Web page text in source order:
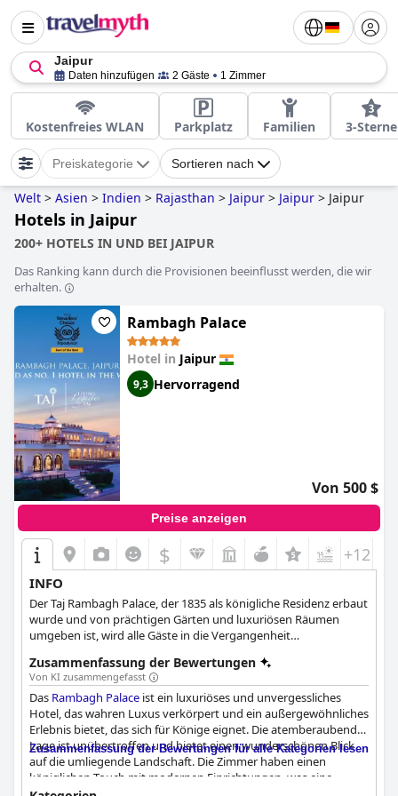
Jaipur
Daten hinzufügen 2 Gäste 1 Zimmer
Kostenfreies WLAN Parkplatz Familien 3-Sterne
Preiskategorie Sortieren nach
Welt > Asien > Indien > Rajasthan > Jaipur > Jaipur > Jaipur
Hotels in Jaipur
200+ HOTELS IN UND BEI JAIPUR
Das Ranking kann durch die Provisionen beeinflusst werden, die wir
erhalten.
Rambagh Palace
Hotel in Jaipur
9,3 Hervorragend
Von 500 $
Preise anzeigen
$ +12
INFO
Der Taj Rambagh Palace, der 1835 als königliche Residenz erbaut
wurde und von prächtigen Gärten und luxuriösen Räumen
umgeben ist, wird alle Gäste in die Vergangenheit
königliche Behandlung bieten. Es verfügt über 78 luxuriöse
Zimmer, die alle geschmackvoll in einer Mischung aus
traditionellen indischen Elementen und modernen
Annehmlichkeiten eingerichtet sind, und bietet exquisite
Speisemöglichkeiten, ein erholsames Spa und elegante
Veranstaltungsräume, während die königliche Atmosphäre den
Aufenthalt eines jeden Gastes so einzigartig und unvergesslich
wie möglich macht.
Zusammenfassung der Bewertungen
Von KI zusammengefasst
Das Rambagh Palace ist ein luxuriöses und unvergessliches
Hotel, das wahren Luxus verkörpert und ein außergewöhnliches
Erlebnis bietet, das sich für Könige eignet. Die atemberaubende
Lage ist unübertroffen und bietet einen wunderschönen Blick
auf die umliegende Landschaft. Die Zimmer haben einen
königlichen Touch mit modernen Einrichtungen, was eine
Zusammenfassung der Bewertungen für alle Kategorien lesen